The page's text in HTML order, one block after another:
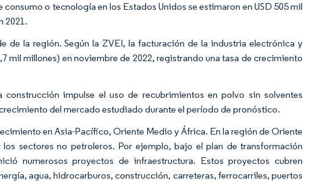
o tecnología en los Estados Unidos se estimaron en USD 505 mil
2021.
de la región. Según la ZVEI, la facturación de la industria electrónica y
mil millones) en noviembre de 2022, registrando una tasa de crecimiento
impulse el uso de recubrimientos en polvo sin solventes
del mercado estudiado durante el período de pronóstico.
en Asia-Pacífico, Oriente Medio y África. En la región de Oriente
sectores no petroleros. Por ejemplo, bajo el plan de transformación
numerosos proyectos de infraestructura. Estos proyectos cubren
agua, hidrocarburos, construcción, carreteras, ferrocarriles, puertos